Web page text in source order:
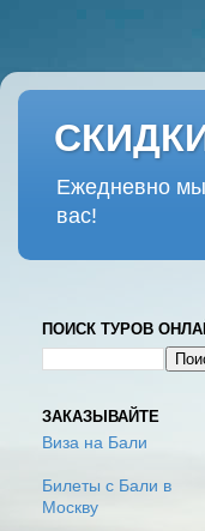
Ежедневно мы
вас!
ПОИСК ТУРОВ
ЗАКАЗЫВАЙТЕ
Виза на Бали
Билеты с Бали в
Москву